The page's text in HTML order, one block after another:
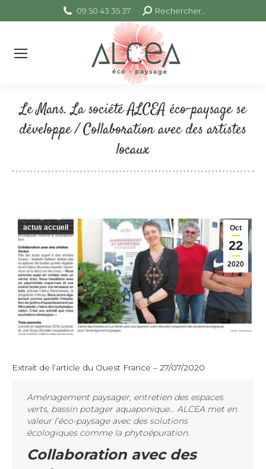
09 50 43 35 37 Search:
Rechercher..
Le Mans. La société ALCEA éco-paysage se
développe / Collaboration avec des artistes
locaux
Vous êtes ici :
Oct
22
2020
actus accueil
Extrait de l’article du Ouest France – 27/07/2020
Aménagement paysager, entretien des espaces
verts, bassin potager aquaponique… ALCEA met en
valeur l’éco-paysage avec des solutions
écologiques comme la phytoépuration.
Collaboration avec des